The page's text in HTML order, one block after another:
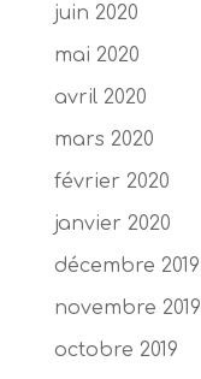
juin 2020
mai 2020
avril 2020
mars 2020
février 2020
janvier 2020
décembre 2019
novembre 2019
octobre 2019